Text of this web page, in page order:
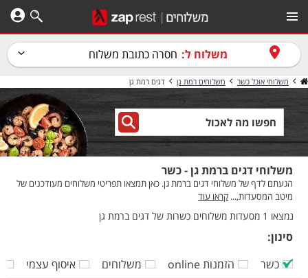
משלוח ל: חסרה כתובת משלוח
משלוחי אוכל כשר משלוחים רמת גן דגים רמת גן
משלוחי דגים ברמת גן - כשר
הגעתם לדף של משלוחי דגים ברמת גן. כאן תמצאו תפריטי משלוחים מעודכנים של
מיטב המסעדות,... קראו עוד
נמצאו 1 מסעדות משלוחים כשרות של דגים ברמת גן
סינון:
כשר
הזמנות online משלוחים איסוף עצמי